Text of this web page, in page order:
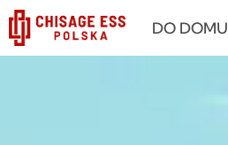
跳
内
DO DOMU